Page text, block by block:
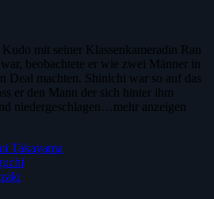
mit seiner Klassenkameradin Ran
beobachtete er wie zwei Männer in
Deal machten. Shinichi war so auf das
er den Mann der sich hinter ihm
niedergeschlagen…mehr anzeigen
Takayama